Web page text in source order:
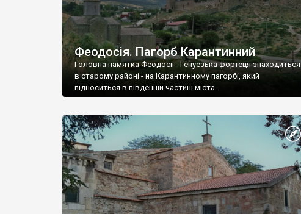
Феодосія. Пагорб Карантинний
Головна памятка Феодосії - Генуезька фортеця знаходиться
в старому районі - на Карантинному пагорбі, який
підноситься в південній частині міста.